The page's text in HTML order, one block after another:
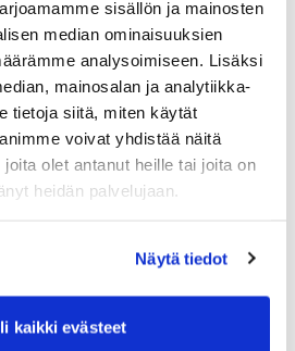
sisällön ja mainosten
median ominaisuuksien
analysoimiseen. Lisäksi
mainosalan ja analytiikka-
tietoja siitä, miten käytät
voivat yhdistää näitä
olet antanut heille tai joita on
heidän palvelujaan.
Näytä tiedot
kaikki evästeet
Kong